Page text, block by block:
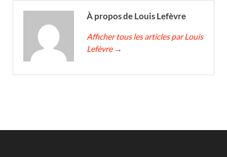
À propos de Louis Lefèvre
Afficher tous les articles par Louis
Lefèvre →